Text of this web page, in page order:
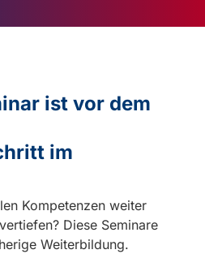
ist vor dem
im
Kompetenzen weiter
Diese Seminare
Weiterbildung.